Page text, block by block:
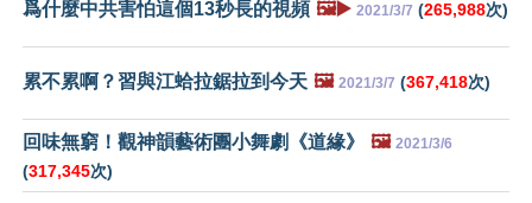
爲什麼中共害怕這個13秒長的視頻 🖼️▶️ 2021/3/7 (265,988次)
累不累啊？習與江蛤拉鋸拉到今天 🖼️ 2021/3/7 (367,418次)
回味無窮！觀神韻藝術團小舞劇《道緣》 🖼️ 2021/3/6
(317,345次)